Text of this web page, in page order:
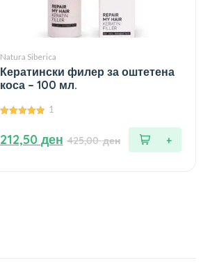
Natura Siberica
Кератински филер за оштетена
коса – 100 мл.
1
425,00ден
212,50 ден